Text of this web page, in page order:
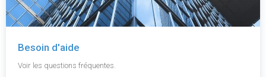
Besoin d'aide
Voir les questions fréquentes.